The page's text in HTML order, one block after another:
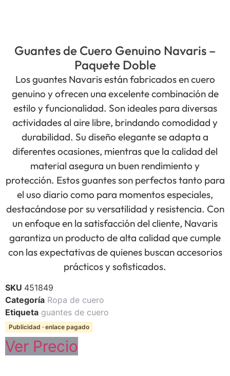
Guantes de Cuero Genuino Navaris –
Paquete Doble
Los guantes Navaris están fabricados en cuero
genuino y ofrecen una excelente combinación de
estilo y funcionalidad. Son ideales para diversas
actividades al aire libre, brindando comodidad y
durabilidad. Su diseño elegante se adapta a
diferentes ocasiones, mientras que la calidad del
material asegura un buen rendimiento y
protección. Estos guantes son perfectos tanto para
el uso diario como para momentos especiales,
destacándose por su versatilidad y resistencia. Con
un enfoque en la satisfacción del cliente, Navaris
garantiza un producto de alta calidad que cumple
con las expectativas de quienes buscan accesorios
prácticos y sofisticados.
SKU 451849
Categoría Ropa de cuero
Etiqueta guantes de cuero
Publicidad · enlace pagado
Ver Precio